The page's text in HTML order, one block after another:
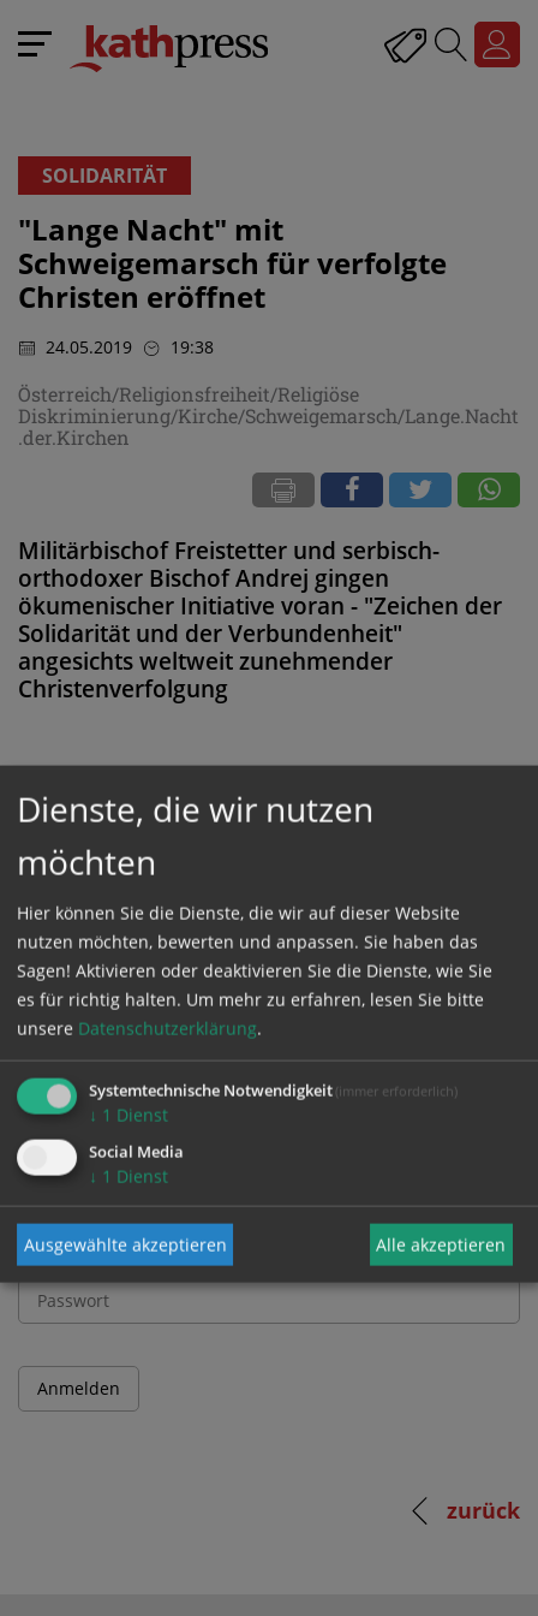
SOLIDARITÄT
"Lange Nacht" mit
Schweigemarsch für verfolgte
Christen eröffnet
24.05.2019 19:38
Österreich/Religionsfreiheit/Religiöse
Diskriminierung/Kirche/Schweigemarsch/Lange.Nacht
.der.Kirchen
Militärbischof Freistetter und serbisch-
orthodoxer Bischof Andrej gingen
ökumenischer Initiative voran - "Zeichen der
Solidarität und der Verbundenheit"
angesichts weltweit zunehmender
Christenverfolgung
Diese Meldung ist nicht frei verfügbar. Bitte
loggen Sie sich ein, oder bestellen Sie das
Produkt Kathpress_online
GESCHÜTZTER BEREICH
Bitte melden Sie sich mit Ihrem Benutzernamen
und Passwort an.
Benutzername
Passwort
zurück
Dienste, die wir nutzen
möchten
Hier können Sie die Dienste, die wir auf dieser Website
nutzen möchten, bewerten und anpassen. Sie haben das
Sagen! Aktivieren oder deaktivieren Sie die Dienste, wie Sie
es für richtig halten. Um mehr zu erfahren, lesen Sie bitte
unsere Datenschutzerklärung.
Systemtechnische Notwendigkeit (immer erforderlich)
↓ 1 Dienst
Social Media
↓ 1 Dienst
Ausgewählte akzeptieren Alle akzeptieren